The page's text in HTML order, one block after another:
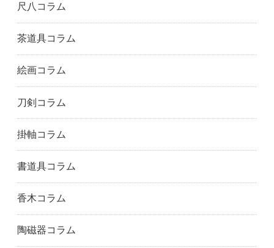
尺八コラム
茶道具コラム
絵画コラム
刀剣コラム
掛軸コラム
書道具コラム
香木コラム
陶磁器コラム